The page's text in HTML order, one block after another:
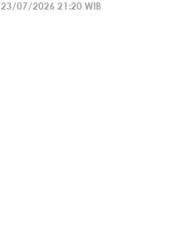
23/07/2026 21:20 WIB